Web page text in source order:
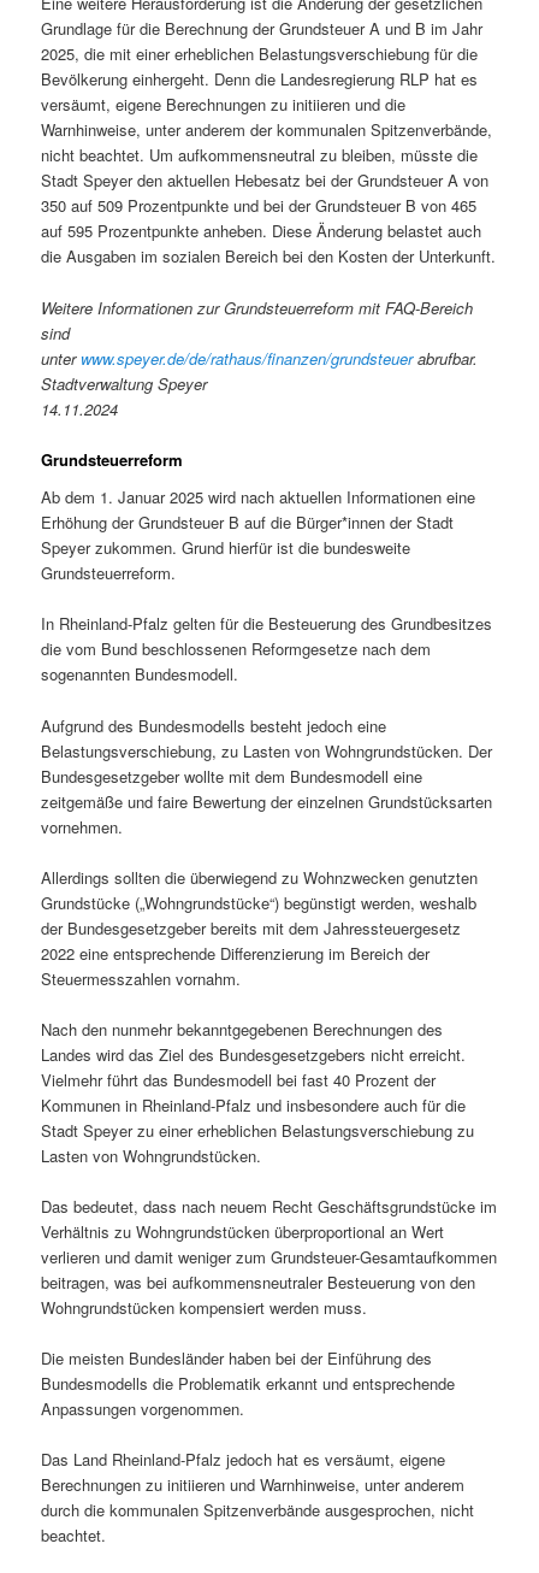
Grundlage für die Berechnung der Grundsteuer A und B im Jahr
2025, die mit einer erheblichen Belastungsverschiebung für die
Bevölkerung einhergeht. Denn die Landesregierung RLP hat es
versäumt, eigene Berechnungen zu initiieren und die
Warnhinweise, unter anderem der kommunalen Spitzenverbände,
nicht beachtet. Um aufkommensneutral zu bleiben, müsste die
Stadt Speyer den aktuellen Hebesatz bei der Grundsteuer A von
350 auf 509 Prozentpunkte und bei der Grundsteuer B von 465
auf 595 Prozentpunkte anheben. Diese Änderung belastet auch
die Ausgaben im sozialen Bereich bei den Kosten der Unterkunft.
Weitere Informationen zur Grundsteuerreform mit FAQ-Bereich
sind
unter www.speyer.de/de/rathaus/finanzen/grundsteuerabrufbar.
Stadtverwaltung Speyer
14.11.2024
Grundsteuerreform
Ab dem 1. Januar 2025 wird nach aktuellen Informationen eine
Erhöhung der Grundsteuer B auf die Bürger*innen der Stadt
Speyer zukommen. Grund hierfür ist die bundesweite
Grundsteuerreform.
In Rheinland-Pfalz gelten für die Besteuerung des Grundbesitzes
die vom Bund beschlossenen Reformgesetze nach dem
sogenannten Bundesmodell.
Aufgrund des Bundesmodells besteht jedoch eine
Belastungsverschiebung, zu Lasten von Wohngrundstücken. Der
Bundesgesetzgeber wollte mit dem Bundesmodell eine
zeitgemäße und faire Bewertung der einzelnen Grundstücksarten
vornehmen.
Allerdings sollten die überwiegend zu Wohnzwecken genutzten
Grundstücke („Wohngrundstücke“) begünstigt werden, weshalb
der Bundesgesetzgeber bereits mit dem Jahressteuergesetz
2022 eine entsprechende Differenzierung im Bereich der
Steuermesszahlen vornahm.
Nach den nunmehr bekanntgegebenen Berechnungen des
Landes wird das Ziel des Bundesgesetzgebers nicht erreicht.
Vielmehr führt das Bundesmodell bei fast 40 Prozent der
Kommunen in Rheinland-Pfalz und insbesondere auch für die
Stadt Speyer zu einer erheblichen Belastungsverschiebung zu
Lasten von Wohngrundstücken.
Das bedeutet, dass nach neuem Recht Geschäftsgrundstücke im
Verhältnis zu Wohngrundstücken überproportional an Wert
verlieren und damit weniger zum Grundsteuer-Gesamtaufkommen
beitragen, was bei aufkommensneutraler Besteuerung von den
Wohngrundstücken kompensiert werden muss.
Die meisten Bundesländer haben bei der Einführung des
Bundesmodells die Problematik erkannt und entsprechende
Anpassungen vorgenommen.
Das Land Rheinland-Pfalz jedoch hat es versäumt, eigene
Berechnungen zu initiieren und Warnhinweise, unter anderem
durch die kommunalen Spitzenverbände ausgesprochen, nicht
beachtet.